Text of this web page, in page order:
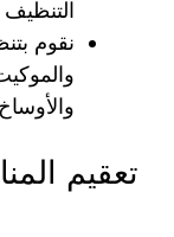
التنظيف
نقوم
والأوساخ
تعقيم